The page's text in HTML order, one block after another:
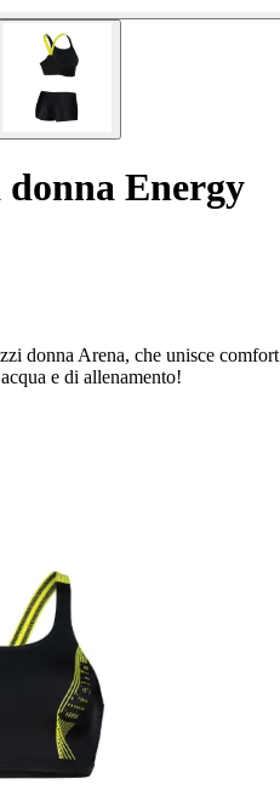
Energy
donna Arena, che unisce comfort
e di allenamento!